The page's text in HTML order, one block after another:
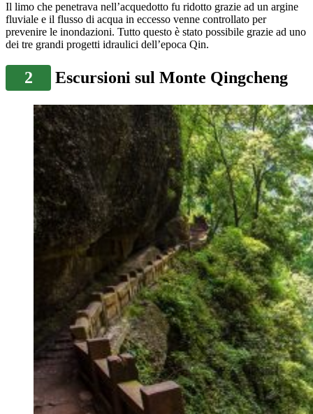
Il limo che penetrava nell’acquedotto fu ridotto grazie ad un argine
fluviale e il flusso di acqua in eccesso venne controllato per
prevenire le inondazioni. Tutto questo è stato possibile grazie ad uno
dei tre grandi progetti idraulici dell’epoca Qin.
2 Escursioni sul Monte Qingcheng